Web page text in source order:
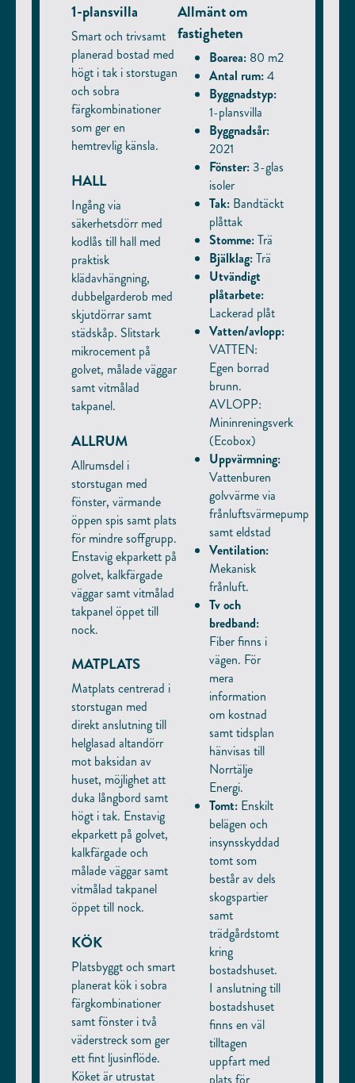
1-plansvilla
Smart och trivsamt
planerad bostad med
högt i tak i storstugan
och sobra
färgkombinationer
som ger en
hemtrevlig känsla.
HALL
Ingång via
säkerhetsdörr med
kodlås till hall med
praktisk
klädavhängning,
dubbelgarderob med
skjutdörrar samt
städskåp. Slitstark
mikrocement på
golvet, målade väggar
samt vitmålad
takpanel.
ALLRUM
Allrumsdel i
storstugan med
fönster, värmande
öppen spis samt plats
för mindre soffgrupp.
Enstavig ekparkett på
golvet, kalkfärgade
väggar samt vitmålad
takpanel öppet till
nock.
MATPLATS
Matplats centrerad i
storstugan med
direkt anslutning till
helglasad altandörr
mot baksidan av
huset, möjlighet att
duka långbord samt
högt i tak. Enstavig
ekparkett på golvet,
kalkfärgade och
målade väggar samt
vitmålad takpanel
öppet till nock.
KÖK
Platsbyggt och smart
planerat kök i sobra
färgkombinationer
samt fönster i två
väderstreck som ger
ett fint ljusinflöde.
Köket är utrustat
Allmänt om
fastigheten
Boarea: 80 m2
Antal rum:4
Byggnadstyp:
1-plansvilla
Byggnadsår:
2021
Fönster:3-glas
isoler
Tak: Bandtäckt
plåttak
Stomme:Trä
Bjälklag:Trä
Utvändigt
plåtarbete:
Lackerad plåt
Vatten/avlopp:
VATTEN:
Egen borrad
brunn.
AVLOPP:
Mininreningsverk
(Ecobox)
Uppvärmning:
Vattenburen
golvvärme via
frånluftsvärmepump
samt eldstad
Ventilation:
Mekanisk
frånluft.
Tv och
bredband:
Fiber finns i
vägen. För
mera
information
om kostnad
samt tidsplan
hänvisas till
Norrtälje
Energi.
Tomt: Enskilt
belägen och
insynsskyddad
tomt som
består av dels
skogspartier
samt
trädgårdstomt
kring
bostadshuset.
I anslutning till
bostadshuset
finns en väl
tilltagen
uppfart med